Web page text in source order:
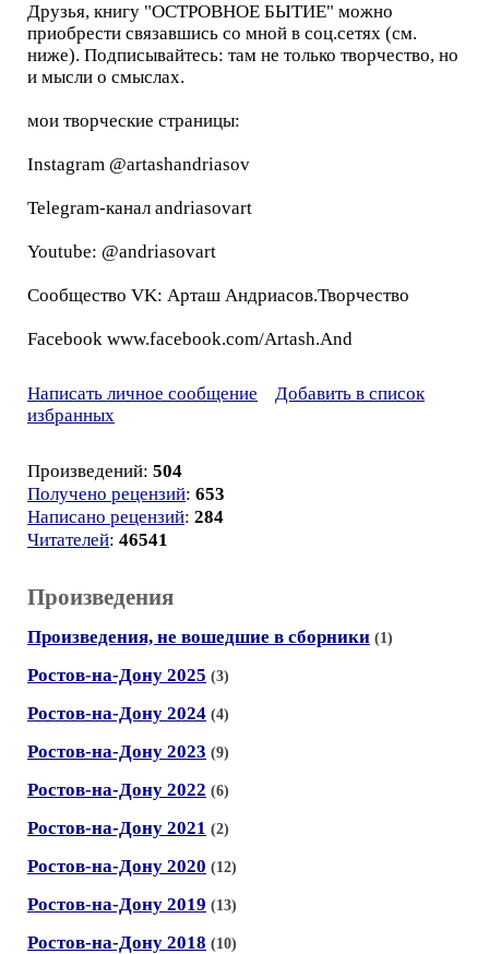
Друзья, книгу "ОСТРОВНОЕ БЫТИЕ" можно
приобрести связавшись со мной в соц.сетях (см.
ниже). Подписывайтесь: там не только творчество, но
и мысли о смыслах.
мои творческие страницы:
Instagram @artashandriasov
Telegram-канал andriasovart
Youtube: @andriasovart
Сообщество VK: Арташ Андриасов.Творчество
Facebook www.facebook.com/Artash.And
Написать личное сообщение
Добавить в список
избранных
Произведений: 504
Получено рецензий: 653
Написано рецензий: 284
Читателей: 46541
Произведения
Произведения, не вошедшие в сборники (1)
Ростов-на-Дону 2025 (3)
Ростов-на-Дону 2024 (4)
Ростов-на-Дону 2023 (9)
Ростов-на-Дону 2022 (6)
Ростов-на-Дону 2021 (2)
Ростов-на-Дону 2020 (12)
Ростов-на-Дону 2019 (13)
Ростов-на-Дону 2018 (10)